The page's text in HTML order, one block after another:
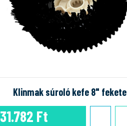
Klinmak súroló kefe 8" fekete
31.782 Ft